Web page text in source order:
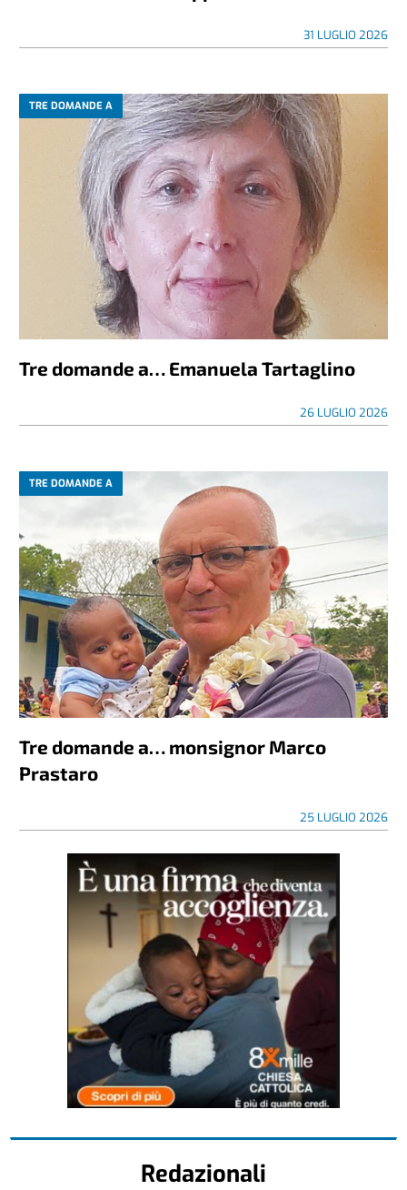
31 LUGLIO 2026
TRE DOMANDE A
Tre domande a… Emanuela Tartaglino
26 LUGLIO 2026
TRE DOMANDE A
Tre domande a… monsignor Marco
Prastaro
25 LUGLIO 2026
Redazionali